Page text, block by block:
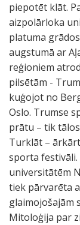
piepotēt klāt.
aizpolārloka
platuma
augstumā ar
reģioniem
pilsētām -
kuģojot no
Oslo. Trumse
prātu – tik
Turklāt –
sporta
universitātēm
tiek pārvarēta
glaimojošajām
Mitoloģija par